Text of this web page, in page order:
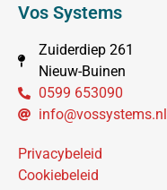
Vos Systems
Zuiderdiep 261
Nieuw-Buinen
0599 653090
info@vossystems.nl
Privacybeleid
Cookiebeleid